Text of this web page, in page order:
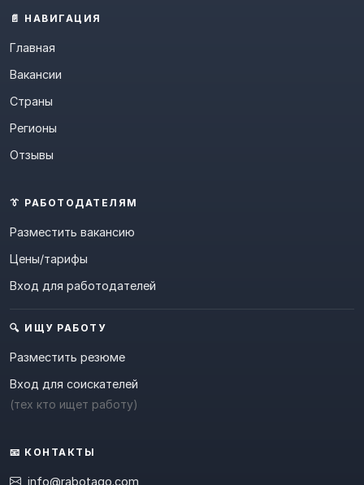
📄 НАВИГАЦИЯ
Главная
Вакансии
Страны
Регионы
Отзывы
👔 РАБОТОДАТЕЛЯМ
Разместить вакансию
Цены/тарифы
Вход для работодателей
🔍 ИЩУ РАБОТУ
Разместить резюме
Вход для соискателей
(тех кто ищет работу)
📧 КОНТАКТЫ
info@rabotago.com